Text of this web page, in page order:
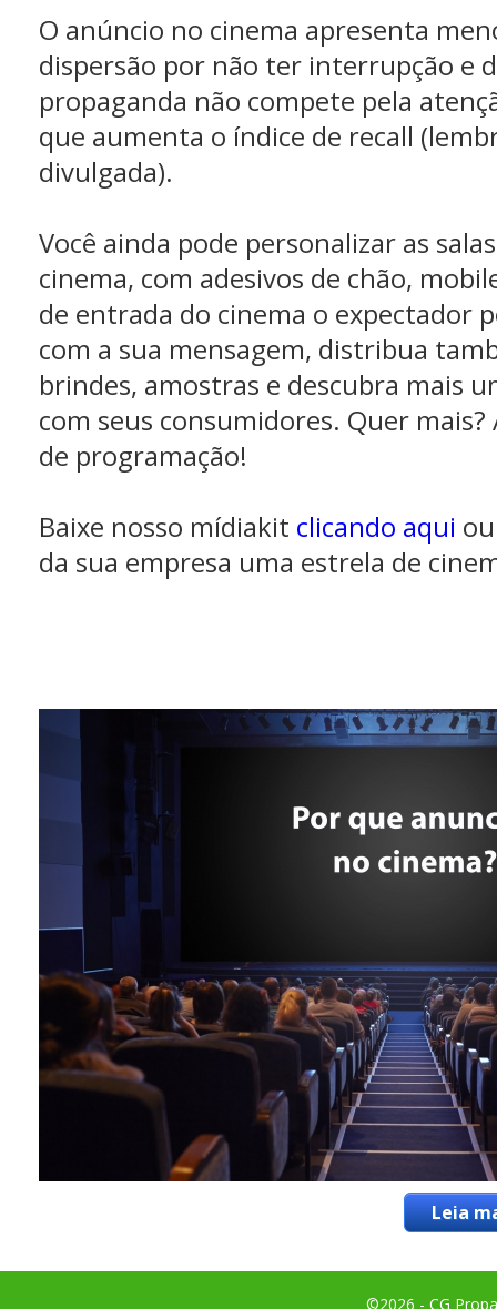
O anúncio no cinema apresenta
dispersão por não ter interrupção e
propaganda não compete pela
que aumenta o índice de recall
divulgada).
Você ainda pode personalizar as
cinema, com adesivos de chão,
de entrada do cinema o expectador
com a sua mensagem, distribua
brindes, amostras e descubra mais
com seus consumidores. Quer
de programação!
Baixe nosso mídiakit clicando aqui
da sua empresa uma estrela de
Leia
©2026 - CG